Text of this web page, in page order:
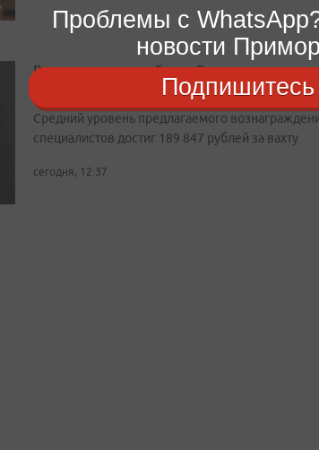
Рост вахтового найма в России: спрос
Приморье вырос на 120%
Средний уровень предлагаемого
специалистов достиг 189 847 рублей за вахту
сегодня, 12:37
Проблемы с
новости
Подпишитесь